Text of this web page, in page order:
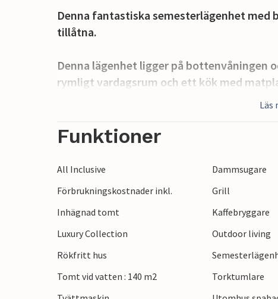
Denna fantastiska semesterlägenhet med
tillåtna.
Denna lägenhet ligger på bottenvåningen
rymligt vardagsrum och ett kök med
Denna vackra terrass, där du säkert
högkvalitativa trädgårdsmöbler och
Det finns stränder nära lägenheten och
populära serien Game of Thrones, och
promenad bort. Vi rekommenderar
Läs
Funktioner
All Inclusive Dammsugare
Förbrukningskostnader inkl.
Grill
Inhägnad tomt
Kaffebryggare
Luxury Collection
Outdoor living
Rökfritt hus
Tomt vid vatten : 140 m2
Torktumlare